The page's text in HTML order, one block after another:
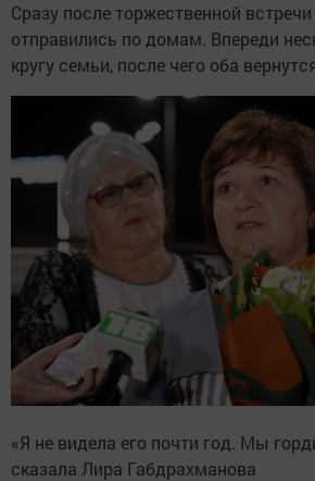
Сразу после торжественной
отправились по домам. Впереди
кругу семьи, после чего оба
«Я не видела его почти год. Мы
сказала Лира Габдрахманова